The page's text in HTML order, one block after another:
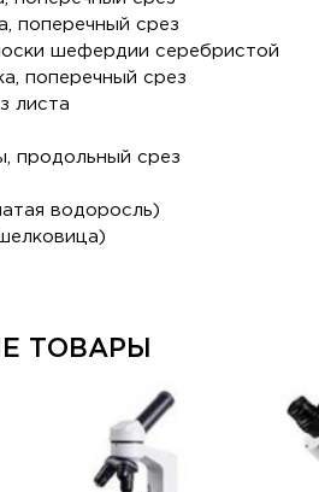
поперечный срез
шефердии серебристой
поперечный срез
листа
продольный срез
водоросль)
ТОВАРЫ